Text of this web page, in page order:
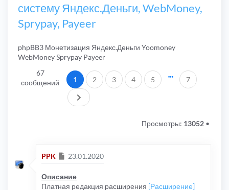
систему Яндекс.Деньги, WebMoney,
Sprypay, Payeer
phpBB3 Монетизация Яндекс.Деньги Yoomoney
WebMoney Sprypay Payeer
67
сообщений
1 2 3 4 5
7
След.
Просмотры: 13052 •
PPK Сообщение
23.01.2020
Описание
Платная редакция расширения [Расширение]